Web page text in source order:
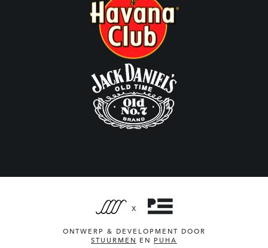
X
ONTWERP & DEVELOPMENT DOOR
STUURMEN
EN
PUHA